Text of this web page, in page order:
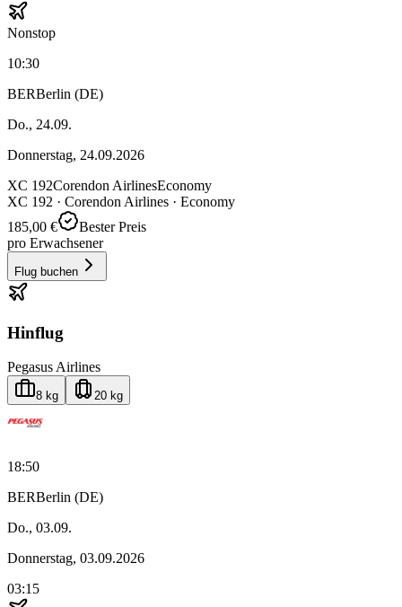
Nonstop
10:30
BERBerlin (DE)
Do., 24.09.
Donnerstag, 24.09.2026
XC 192Corendon AirlinesEconomy
XC 192 · Corendon Airlines · Economy
185,00 €
Bester Preis
pro Erwachsener
Flug buchen
Hinflug
Pegasus Airlines
8 kg 20 kg
18:50
BERBerlin (DE)
Do., 03.09.
Donnerstag, 03.09.2026
03:15